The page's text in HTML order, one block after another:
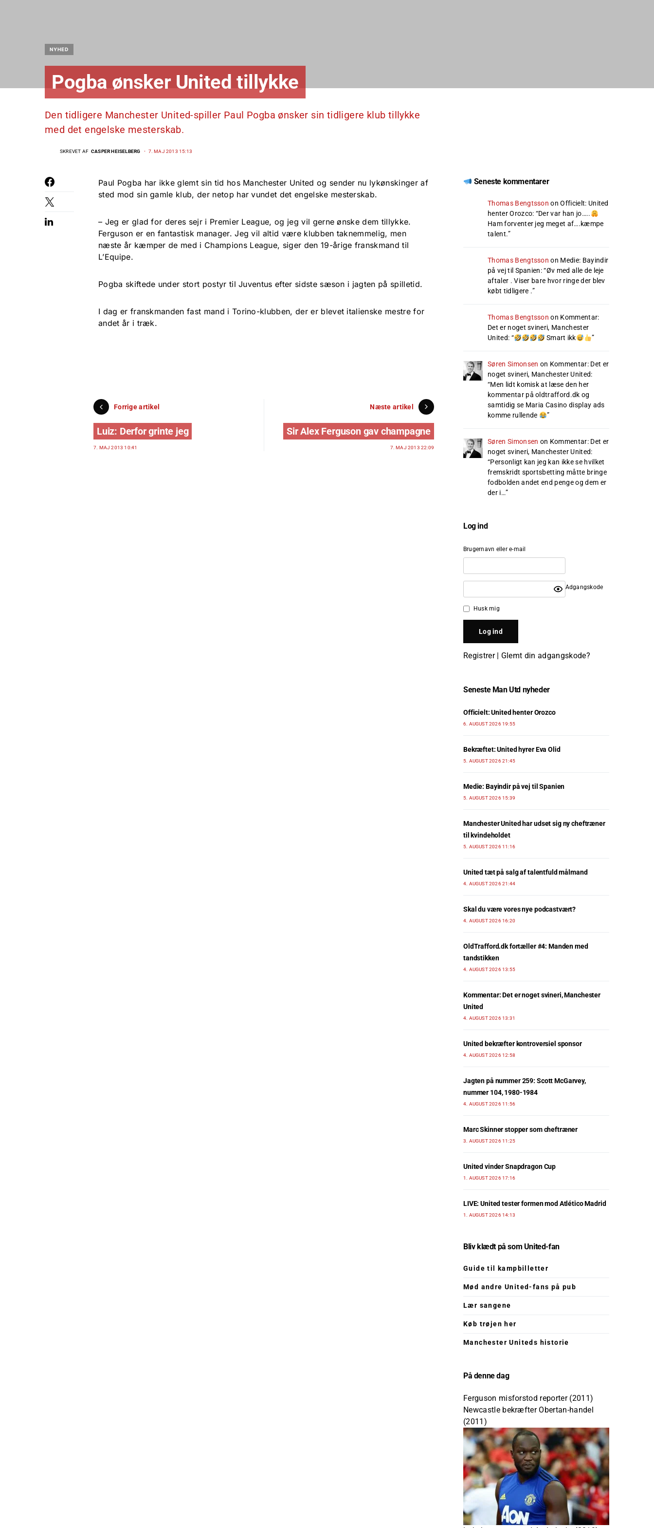
NYHED
Pogba ønsker United tillykke
Den tidligere Manchester United-spiller Paul Pogba ønsker sin tidligere klub tillykke
med det engelske mesterskab.
SKREVET AF CASPER HEISELBERG 7. MAJ 2013 15:13
Paul Pogba har ikke glemt sin tid hos Manchester United og sender nu lykønskinger af
sted mod sin gamle klub, der netop har vundet det engelske mesterskab.
– Jeg er glad for deres sejr i Premier League, og jeg vil gerne ønske dem tillykke.
Ferguson er en fantastisk manager. Jeg vil altid være klubben taknemmelig, men
næste år kæmper de med i Champions League, siger den 19-årige franskmand til
L’Equipe.
Pogba skiftede under stort postyr til Juventus efter sidste sæson i jagten på spilletid.
I dag er franskmanden fast mand i Torino-klubben, der er blevet italienske mestre for
andet år i træk.
Forrige artikel
Luiz: Derfor grinte jeg
7. MAJ 2013 10:41
Næste artikel
Sir Alex Ferguson gav champagne
7. MAJ 2013 22:09
Seneste kommentarer
Thomas Bengtsson onOfficielt: United
henter Orozco: “Der var han jo…..
Ham forventer jeg meget af….kæmpe
talent.”
Thomas Bengtsson on Medie: Bayindir
på vej til Spanien: “Øv med alle de leje
aftaler . Viser bare hvor ringe der blev
købt tidligere .”
Thomas Bengtsson on Kommentar:
Det er noget svineri, Manchester
United: “ Smart ikk ”
Søren Simonsen on Kommentar: Det er
noget svineri, Manchester United:
“Men lidt komisk at læse den her
kommentar på oldtrafford.dk og
samtidig se Maria Casino display ads
komme rullende
”
Søren Simonsen on Kommentar: Det er
noget svineri, Manchester United:
“Personligt kan jeg kan ikke se hvilket
fremskridt sportsbetting måtte bringe
fodbolden andet end penge og dem er
der i…”
Log ind
Brugernavn eller e-mail
Adgangskode
Husk mig
Registrer| Glemt din adgangskode?
Seneste Man Utd nyheder
Officielt: United henter Orozco
6. AUGUST 2026 19:55
Bekræftet: United hyrer Eva Olid
5. AUGUST 2026 21:45
Medie: Bayindir på vej til Spanien
5. AUGUST 2026 15:39
Manchester United har udset sig ny cheftræner
til kvindeholdet
5. AUGUST 2026 11:16
United tæt på salg af talentfuld målmand
4. AUGUST 2026 21:44
Skal du være vores nye podcastvært?
4. AUGUST 2026 16:20
OldTrafford.dk fortæller #4: Manden med
tandstikken
4. AUGUST 2026 13:55
Kommentar: Det er noget svineri, Manchester
United
4. AUGUST 2026 13:31
United bekræfter kontroversiel sponsor
4. AUGUST 2026 12:58
Jagten på nummer 259: Scott McGarvey,
nummer 104, 1980-1984
4. AUGUST 2026 11:56
Marc Skinner stopper som cheftræner
3. AUGUST 2026 11:25
United vinder Snapdragon Cup
1. AUGUST 2026 17:16
LIVE: United tester formen mod Atlético Madrid
1. AUGUST 2026 14:13
Bliv klædt på som United-fan
Guide til kampbilletter
Mød andre United-fans på pub
Lær sangene
Køb trøjen her
Manchester Uniteds historie
På denne dag
Ferguson misforstod reporter (2011)
Newcastle bekræfter Obertan-handel
(2011)